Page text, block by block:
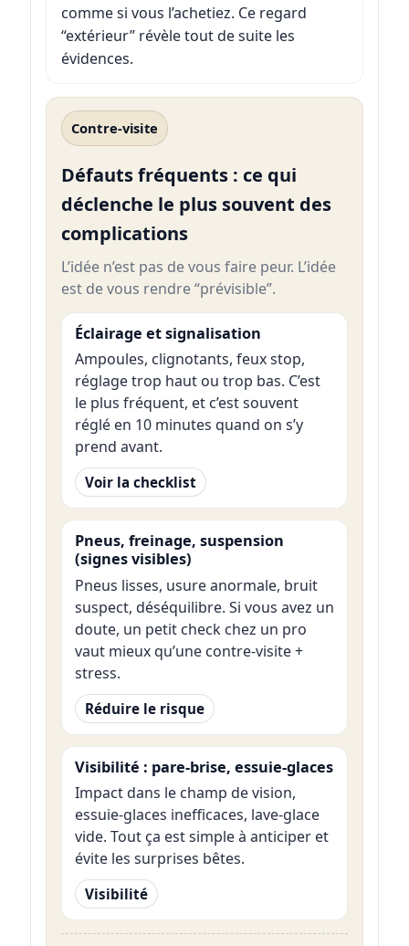
comme si vous l’achetiez. Ce regard
“extérieur” révèle tout de suite les
évidences.
Contre-visite
Défauts fréquents : ce qui
déclenche le plus souvent des
complications
L’idée n’est pas de vous faire peur. L’idée
est de vous rendre “prévisible”.
Éclairage et signalisation
Ampoules, clignotants, feux stop,
réglage trop haut ou trop bas. C’est
le plus fréquent, et c’est souvent
réglé en 10 minutes quand on s’y
prend avant.
Voir la checklist
Pneus, freinage, suspension
(signes visibles)
Pneus lisses, usure anormale, bruit
suspect, déséquilibre. Si vous avez un
doute, un petit check chez un pro
vaut mieux qu’une contre-visite +
stress.
Réduire le risque
Visibilité : pare-brise, essuie-glaces
Impact dans le champ de vision,
essuie-glaces inefficaces, lave-glace
vide. Tout ça est simple à anticiper et
évite les surprises bêtes.
Visibilité